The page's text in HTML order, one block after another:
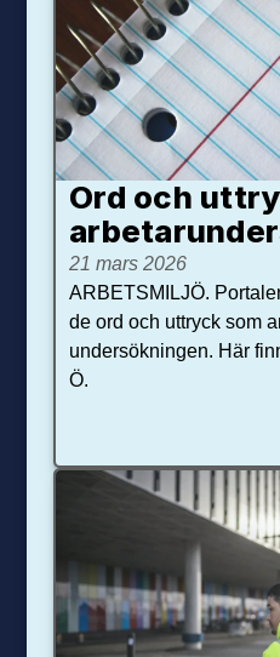
Ord och
21 mars 2026
ARBETSMILJÖ.
de ord och uttryck som
undersökningen. Här
Ö.